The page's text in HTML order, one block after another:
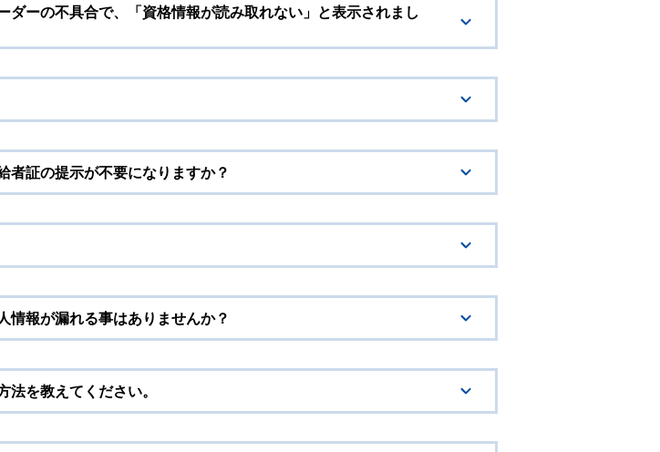
ーの不具合で、「資格情報が読み取れない」と表示されまし
者証の提示が不要になりますか？
情報が漏れる事はありませんか？
を教えてください。